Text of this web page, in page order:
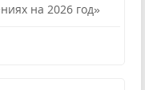
на 2026 год»